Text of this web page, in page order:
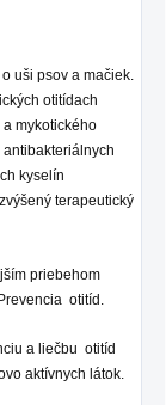
uši psov a mačiek.
otitídach
mykotického
kyselín
terapeutický
priebehom
otitíd.
a liečbu otitíd
aktívnych látok.